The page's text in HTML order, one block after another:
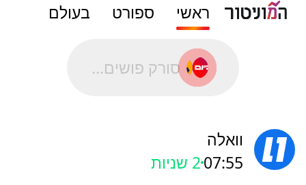
ראשי ספורט בעולם
סורק פושים...
וואלה
07:553 שניות